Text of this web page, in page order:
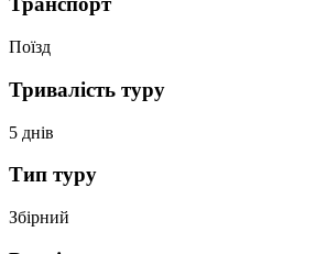
Поїзд
Тривалість туру
5 днів
Тип туру
Збірний